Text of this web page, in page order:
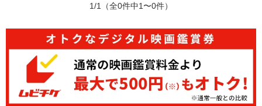
1/1 （全0件中1〜0件）